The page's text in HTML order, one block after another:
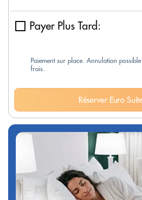
Payer Plus Tard:
Paiement sur place. Annulation
frais.
Réserver Euro